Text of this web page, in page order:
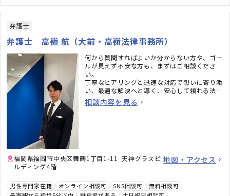
弁護士
弁護士 高嶺 航（大前・高嶺法律事務所）
何から質問すればよいか分からない方や、ゴー
ルが見えず不安な方も、まずはご相談くださ
い。
丁寧なヒアリングと迅速な対応で想いに寄り添
い、最適な解決へと導く、安心して頼れる法律
事務所です。
相談内容を見る
福岡県福岡市中央区舞鶴1丁目1-11 天神グラスビ
ルディング4階
地図・アクセス
男性専門家在籍 オンライン相談可 SNS相談可
無料相談可